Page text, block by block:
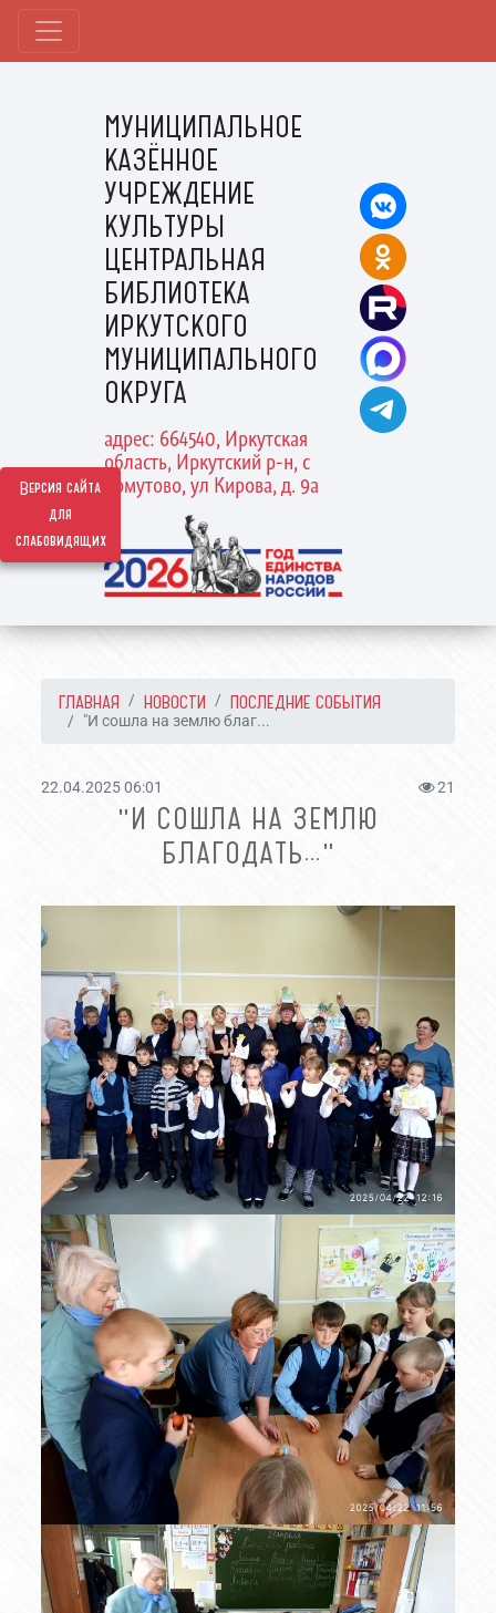
Версия сайта
для
слабовидящих
МУНИЦИПАЛЬНОЕ
КАЗЁННОЕ
УЧРЕЖДЕНИЕ
КУЛЬТУРЫ
ЦЕНТРАЛЬНАЯ
БИБЛИОТЕКА
ИРКУТСКОГО
МУНИЦИПАЛЬНОГО
ОКРУГА
адрес: 664540, Иркутская
область, Иркутский р-н, с
Хомутово, ул Кирова, д. 9а
ГЛАВНАЯ НОВОСТИ ПОСЛЕДНИЕ СОБЫТИЯ
"И сошла на землю благ...
22.04.2025 06:01 21
"И СОШЛА НА ЗЕМЛЮ
БЛАГОДАТЬ…"